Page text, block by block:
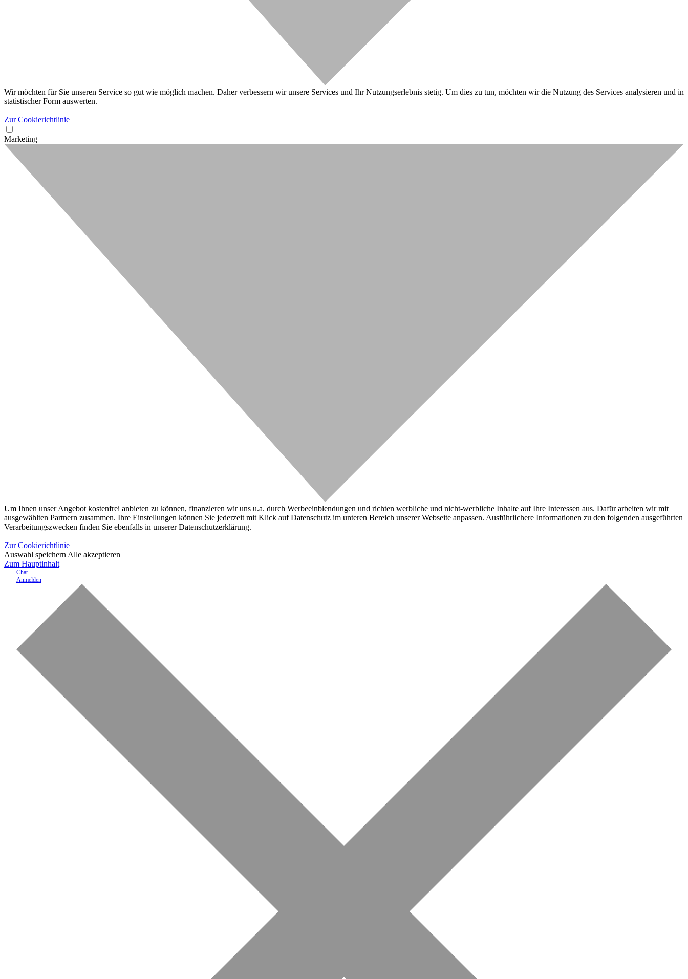
Wir möchten für Sie unseren Service so gut wie möglich machen. Daher verbessern wir unsere Services und Ihr Nutzungserlebnis stetig. Um dies zu tun, möchten wir die Nutzung des Services analysieren und in
statistischer Form auswerten.
Zur Cookierichtlinie
Marketing
Um Ihnen unser Angebot kostenfrei anbieten zu können, finanzieren wir uns u.a. durch Werbeeinblendungen und richten werbliche und nicht-werbliche Inhalte auf Ihre Interessen aus. Dafür arbeiten wir mit
ausgewählten Partnern zusammen. Ihre Einstellungen können Sie jederzeit mit Klick auf Datenschutz im unteren Bereich unserer Webseite anpassen. Ausführlichere Informationen zu den folgenden ausgeführten
Verarbeitungszwecken finden Sie ebenfalls in unserer Datenschutzerklärung.
Zur Cookierichtlinie
Auswahl speichern Alle akzeptieren
Zum Hauptinhalt
Chat
Anmelden